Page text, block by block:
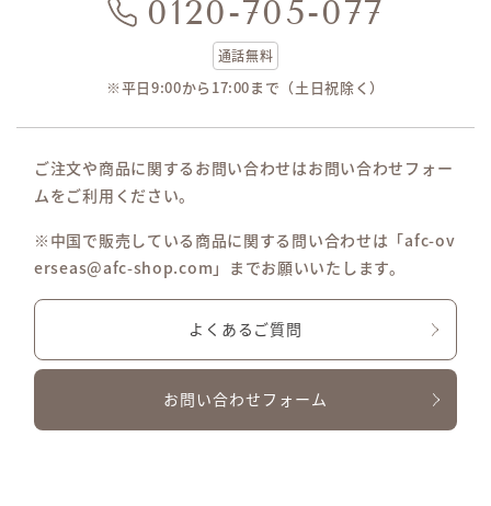
0120-705-077
通話無料
※平日9:00から17:00まで（土日祝除く）
ご注文や商品に関するお問い合わせはお問い合わせフォー
ムをご利用ください。
※中国で販売している商品に関する問い合わせは「afc-ov
erseas@afc-shop.com」までお願いいたします。
よくあるご質問
お問い合わせフォーム